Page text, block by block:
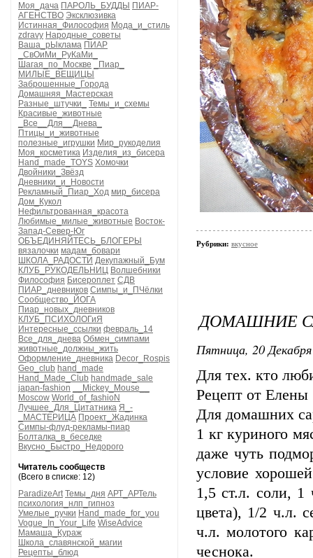
Моя_дача ПАРОЛЬ_БУДДЫ ПИАР-
АГЕНСТВО Эксклюзивка
Истинная_Философия Мода_и_стиль
zdravy Народные_советы
Ваша_рЫклама ПИАР
_СвОиМи_РуКаМи_
Шагая_по_Москве
_Пиар_
МИЛЫЕ_ВЕЩИЦЫ
Заброшенные_Города
Домашняя_Мастерская
Разные_штучки_
Темы_и_схемы
Красивые_животные
_Все__Для__Днева_
Птицы_и_животные
полезные_игрушки Мир_рукоделия
Моя_косметика Изделия_из_бисера
Hand_made_TOYS Хомочки
Двойники_Звёзд
Дневники_и_Новости
Рекламный_Пиар_Ход мир_бисера
Дом_Кукол
Нефильтрованная_красота
Любимые_милые_животные Восток-
Запад-Север-Юг
ОБЪЕДИНЯЙТЕСЬ_БЛОГЕРЫ
вязалочки мадам_бовари
ШКОЛА_РАДОСТИ Декупажный_Бум
КЛУБ_РУКОДЕЛЬНИЦ Волшебники
Философия Бисероплет СДВ
ПИАР_дневников Симпы_и_ПЧёлки
Сообщество_ЙОГА
Пиар_новых_дневников
КЛУБ_ПСИХОЛОГиЯ
Интересные_ссылки февраль_14
Все_для_днева Обмен_симпами
животные_должны_жить
Оформление_дневника Decor_Rospis
Geo_club hand_made
Hand_Made_Club handmade_sale
japan-fashion
__Mickey_Mouse__
Moscow World_of_fashioN
Лучшее_Для_Цитатника Я_-
_МАСТЕРИЦА Проект_Жадинка
Симпы-флуд-рекламы-пиар
Болталка_в_беседке
Вкусно_Быстро_Недорого
Читатель сообществ
(Всего в списке: 12)
ParadizeArt Темы_дня АРТ_АРТель
психология_нлп_гипноз
Умелые_ручки Hand_made_for_you
Vogue_In_Your_Life WiseAdvice
Мамаша_Кураж
Школа_славянской_магии
Рецепты_блюд
Рубрики: вкусное
ДОМАШНИЕ
Пятница, 20
Для тех. кто
Рецепт от Елены
Для домашних
1 кг куриного
даже чуть
условие
1,5 ст.л. соли, 1
цвета), 1/2 ч.л.
ч.л. молотого
чеснока.